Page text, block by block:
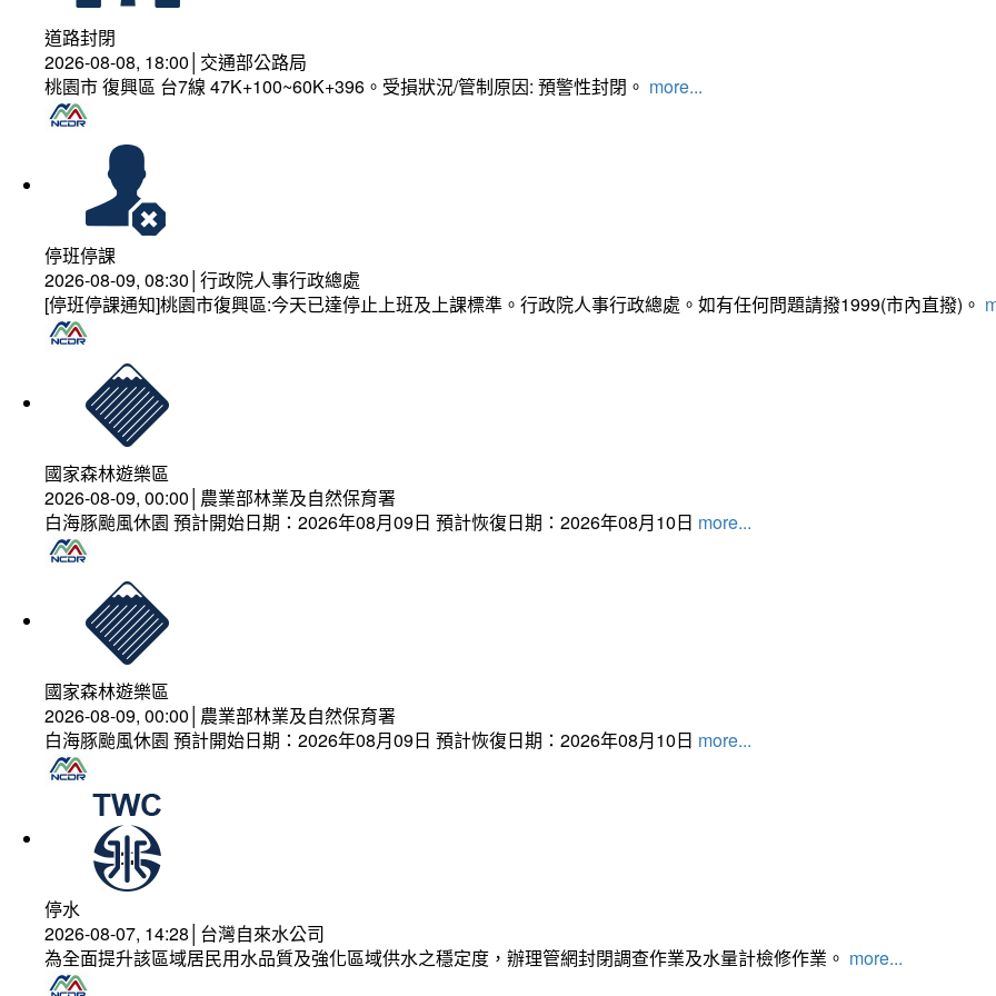
道路封閉
2026-08-08, 18:00│交通部公路局
桃園市 復興區 台7線 47K+100~60K+396。受損狀況/管制原因: 預警性封閉。 more...
停班停課
2026-08-09, 08:30│行政院人事行政總處
[停班停課通知]桃園市復興區:今天已達停止上班及上課標準。行政院人事行政總處。如有任何問題請撥1999(市內直撥)。
國家森林遊樂區
2026-08-09, 00:00│農業部林業及自然保育署
白海豚颱風休園 預計開始日期：2026年08月09日 預計恢復日期：2026年08月10日 more...
國家森林遊樂區
2026-08-09, 00:00│農業部林業及自然保育署
白海豚颱風休園 預計開始日期：2026年08月09日 預計恢復日期：2026年08月10日 more...
停水
2026-08-07, 14:28│台灣自來水公司
為全面提升該區域居民用水品質及強化區域供水之穩定度，辦理管網封閉調查作業及水量計檢修作業。 more...